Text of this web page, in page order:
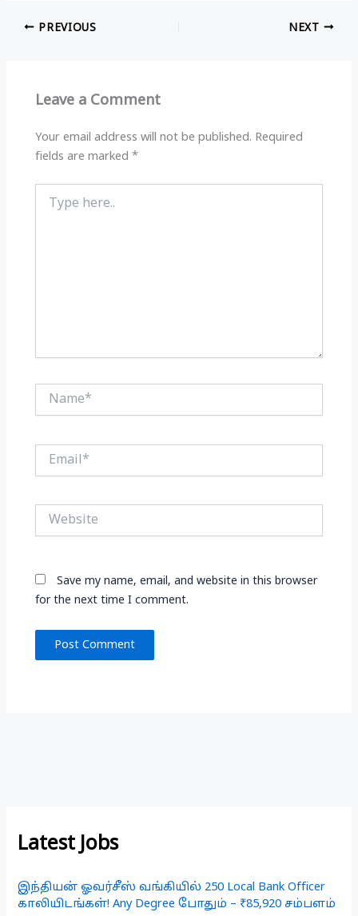
at
s
p
e
g
m o
k
PREVIOUS NEXT
Leave a Comment
Your email address will not be published. Required
fields are marked*
here..
Name*
Email*
Website
Save my name, email, and website in this browser
for the next time I comment.
Latest Jobs
இந்தியன் ஓவர்சீஸ் வங்கியில் 250 Local Bank Officer
காலியிடங்கள்! Any Degree போதும் – ₹85,920 சம்பளம்